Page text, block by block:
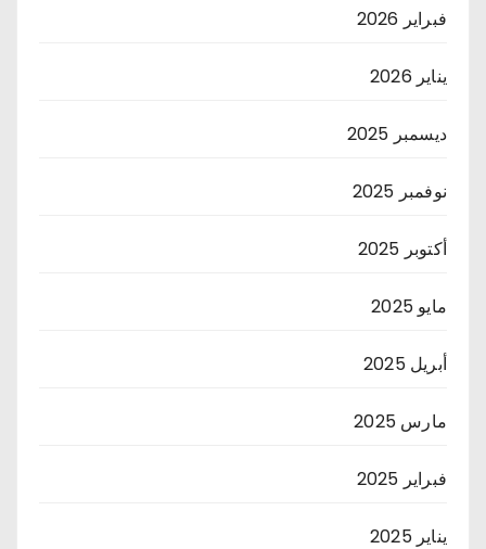
فبراير 2026
يناير 2026
ديسمبر 2025
نوفمبر 2025
أكتوبر 2025
مايو 2025
أبريل 2025
مارس 2025
فبراير 2025
يناير 2025